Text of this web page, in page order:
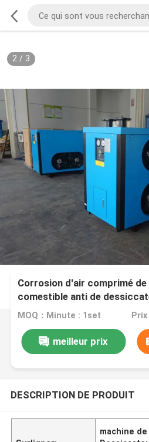
2/ 3
Corrosion d'air comprimé
comestible anti de
d'acier inoxydable
MOQ：Minute : 1set
meilleur prix
DESCRIPTION DE PRODUIT
machine